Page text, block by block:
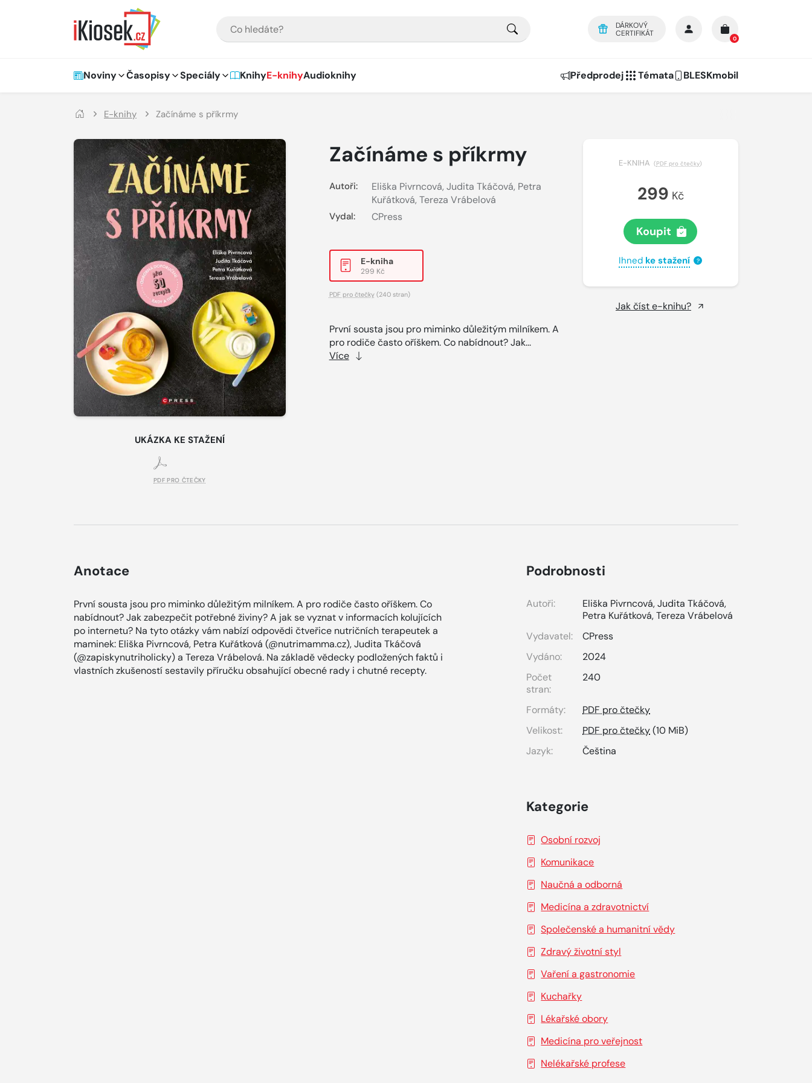
DÁRKOVÝ
CERTIFIKÁT
0
Hlavní navigace
Noviny Časopisy Speciály KnihyE-knihyAudioknihy Předprodej Témata BLESKmobil
E-knihy Začínáme s příkrmy
UKÁZKA KE STAŽENÍ
PDF PRO ČTEČKY
Začínáme s příkrmy
Autoři: Eliška Pivrncová, Judita Tkáčová, Petra
Kuřátková, Tereza Vrábelová
Vydal: CPress
E-kniha
299 Kč
PDF pro čtečky(240 stran)
První sousta jsou pro miminko důležitým milníkem. A
pro rodiče často oříškem. Co nabídnout? Jak...
Více
E-KNIHA (PDF pro čtečky)
299 Kč
Koupit
Ihned ke stažení ?
Jak číst e-knihu?
Anotace
První sousta jsou pro miminko důležitým milníkem. A pro rodiče často oříškem. Co
nabídnout? Jak zabezpečit potřebné živiny? A jak se vyznat v informacích kolujících
po internetu? Na tyto otázky vám nabízí odpovědi čtveřice nutričních terapeutek a
maminek: Eliška Pivrncová, Petra Kuřátková (@nutrimamma.cz), Judita Tkáčová
(@zapiskynutriholicky) a Tereza Vrábelová. Na základě vědecky podložených faktů i
vlastních zkušeností sestavily příručku obsahující obecné rady i chutné recepty.
Podrobnosti
Autoři: Eliška Pivrncová,Judita Tkáčová,
Petra Kuřátková,Tereza Vrábelová
Vydavatel:
CPress
Vydáno:
2024
Počet
stran:
240
Formáty:
PDF pro čtečky
Velikost:
PDF pro čtečky(10 MiB)
Jazyk:
Čeština
Kategorie
Osobní rozvoj
Komunikace
Naučná a odborná
Medicína a zdravotnictví
Společenské a humanitní vědy
Zdravý životní styl
Vaření a gastronomie
Kuchařky
Lékařské obory
Medicína pro veřejnost
Nelékařské profese